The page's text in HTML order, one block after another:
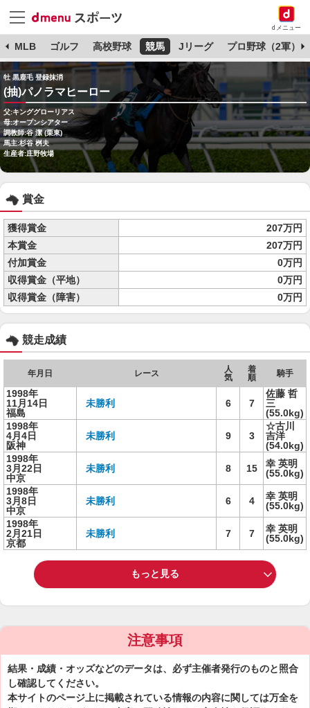
dメニュー
MLB ゴルフ 高校野球 競馬 Jリーグ プロ野球（2軍）
牡 黒鹿毛 登録抹消
(抽)パノラマヒーロー
父:キンググローリアス
母:オープンシアター
調教師:谷 潔 (栗東)
馬主:杉谷 桝夫
生産者:庄野牧場
賞金
獲得賞金
207万円
本賞金
207万円
付加賞金
0万円
収得賞金（平地）
0万円
収得賞金（障害）
0万円
競走成績
年月日 レース
人
気
着
順
騎手
1998年
11月14日
福島
未勝利 6 7
佐藤 哲
三
(55.0kg)
1998年
4月4日
阪神
未勝利 9 3
☆古川
吉洋
(54.0kg)
1998年
3月22日
中京
未勝利 8 15
幸 英明
(55.0kg)
1998年
3月8日
中京
未勝利 6 4
幸 英明
(55.0kg)
1998年
2月21日
京都
未勝利 7 7
幸 英明
(55.0kg)
もっと見る
注意事項
結果・成績・オッズなどのデータは、必ず主催者発行のものと照合
し確認してください。
本サイトのページ上に掲載されている情報の内容に関しては万全を